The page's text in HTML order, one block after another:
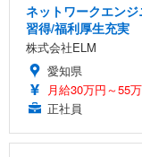
ネットワークエン
習得/福利厚生充実
株式会社ELM
愛知県
月給30万円～55
正社員